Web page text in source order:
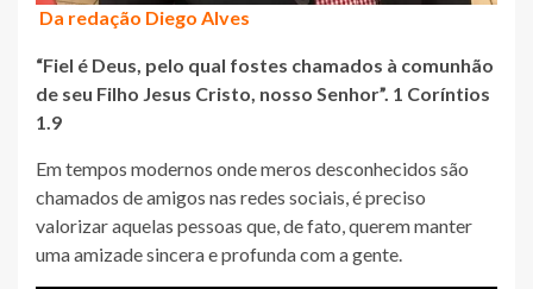
Da redação Diego Alves
“Fiel é Deus, pelo qual fostes chamados à comunhão
de seu Filho Jesus Cristo, nosso Senhor”. 1 Coríntios
1.9
Em tempos modernos onde meros desconhecidos são
chamados de amigos nas redes sociais, é preciso
valorizar aquelas pessoas que, de fato, querem manter
uma amizade sincera e profunda com a gente.